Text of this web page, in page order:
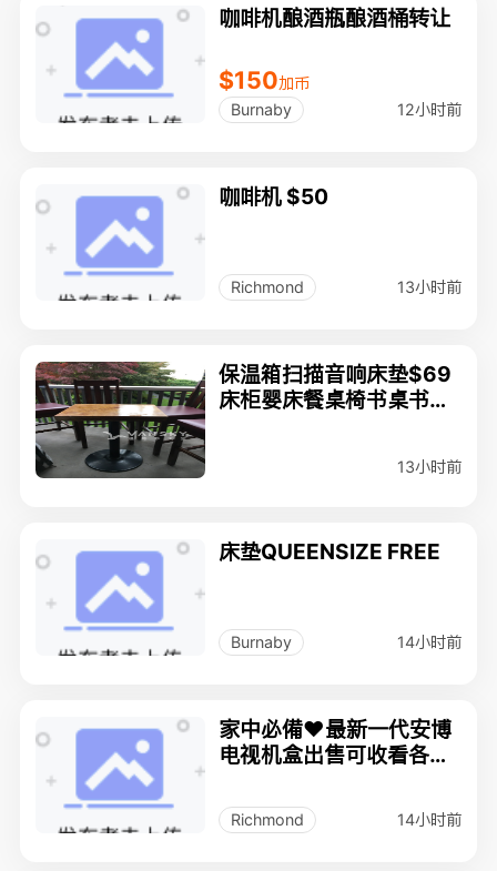
咖啡机酿酒瓶酿酒桶转让
$150加币
Burnaby
12小时前
咖啡机 $50
Richmond 13小时前
保温箱扫描音响床垫$69
床柜婴床餐桌椅书桌书架
13小时前
床垫QUEENSIZE FREE
Burnaby 14小时前
家中必備❤️最新一代安博
电视机盒出售可收看各个
Richmond 14小时前